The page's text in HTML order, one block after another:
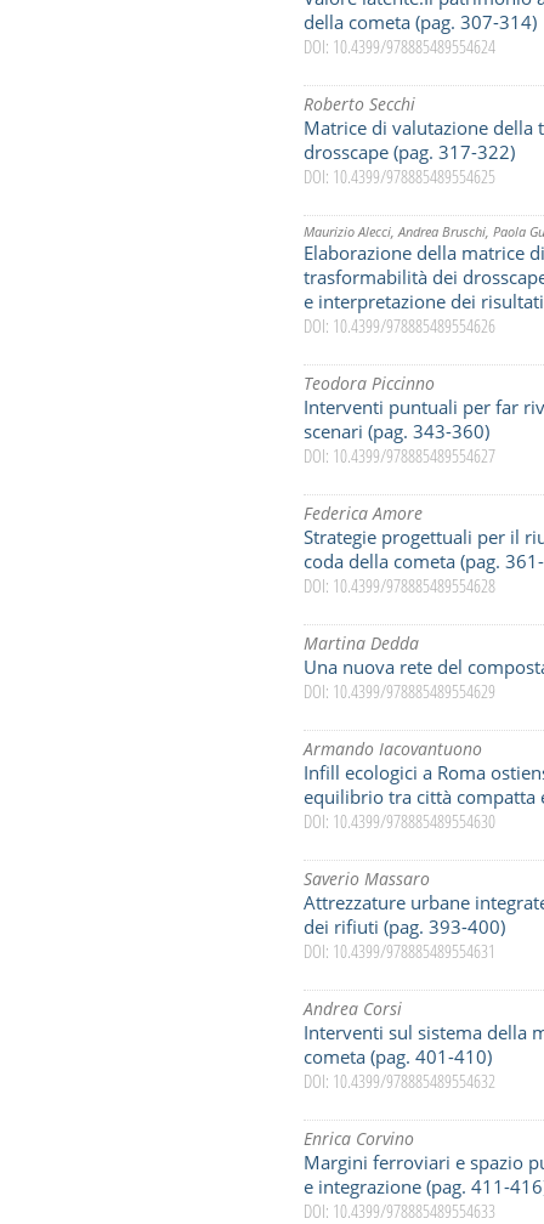
della cometa (pag. 307-314)
DOI: 10.4399/978885489554624
Roberto Secchi
Matrice di valutazione della
drosscape (pag. 317-322)
DOI: 10.4399/978885489554625
Maurizio Alecci,Andrea Bruschi, Paola
Elaborazione della matrice
trasformabilità dei
e interpretazione dei
DOI: 10.4399/978885489554626
Teodora Piccinno
Interventi puntuali per far
scenari (pag. 343-360)
DOI: 10.4399/978885489554627
Federica Amore
Strategie progettuali per il
coda della cometa (pag.
DOI: 10.4399/978885489554628
Martina Dedda
Una nuova rete del
DOI: 10.4399/978885489554629
Armando Iacovantuono
Infill ecologici a Roma
equilibrio tra città compatta
DOI: 10.4399/978885489554630
Saverio Massaro
Attrezzature urbane
dei rifiuti (pag. 393-400)
DOI: 10.4399/978885489554631
Andrea Corsi
Interventi sul sistema della
cometa (pag. 401-410)
DOI: 10.4399/978885489554632
Enrica Corvino
Margini ferroviari e spazio
e integrazione (pag. 411-
DOI: 10.4399/978885489554633